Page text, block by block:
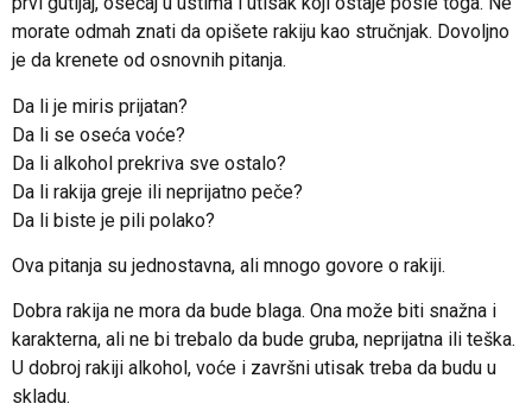
morate odmah znati da opišete rakiju kao stručnjak. Dovoljno
je da krenete od osnovnih pitanja.
Da li je miris prijatan?
Da li se oseća voće?
Da li alkohol prekriva sve ostalo?
Da li rakija greje ili neprijatno peče?
Da li biste je pili polako?
Ova pitanja su jednostavna, ali mnogo govore o rakiji.
Dobra rakija ne mora da bude blaga. Ona može biti snažna i
karakterna, ali ne bi trebalo da bude gruba, neprijatna ili teška.
U dobroj rakiji alkohol, voće i završni utisak treba da budu u
skladu.